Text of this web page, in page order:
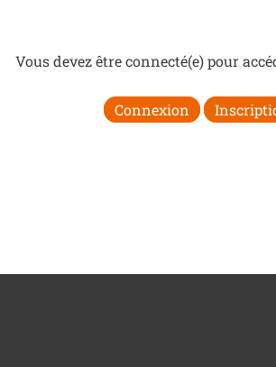
Vous devez être connecté(e) pour
Connexion